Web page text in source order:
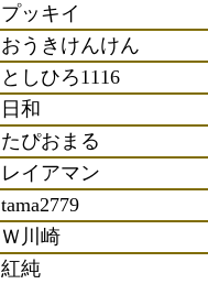
プッキイ
おうきけんけん
としひろ1116
日和
たぴおまる
レイアマン
tama2779
Ｗ川崎
紅純